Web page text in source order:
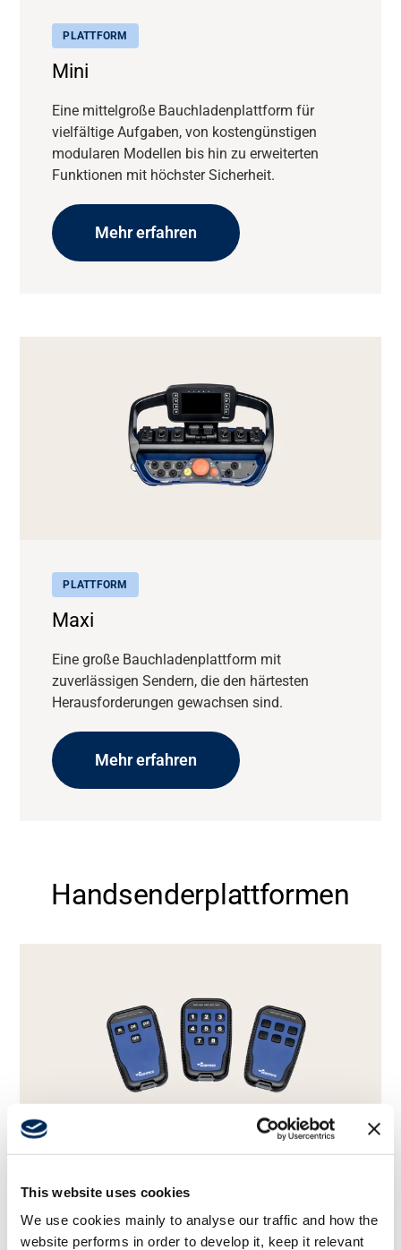
This website uses cookies
We use cookies mainly to analyse our traffic and how the
website performs in order to develop it, keep it relevant
Über uns
PLATTFORM
Mini
Eine mittelgroße Bauchladenplattform für
vielfältige Aufgaben, von kostengünstigen
modularen Modellen bis hin zu erweiterten
Funktionen mit höchster Sicherheit.
Mehr erfahren
PLATTFORM
Maxi
Eine große Bauchladenplattform mit
zuverlässigen Sendern, die den härtesten
Herausforderungen gewachsen sind.
Mehr erfahren
Handsenderplattformen
SENDER
Pocket